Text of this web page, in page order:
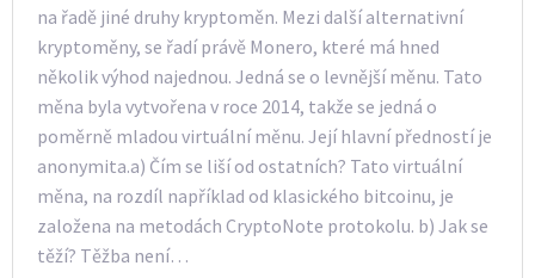
na řadě jiné druhy kryptoměn. Mezi další alternativní
kryptoměny, se řadí právě Monero, které má hned
několik výhod najednou. Jedná se o levnější měnu. Tato
měna byla vytvořena v roce 2014, takže se jedná o
poměrně mladou virtuální měnu. Její hlavní předností je
anonymita.a) Čím se liší od ostatních? Tato virtuální
měna, na rozdíl například od klasického bitcoinu, je
založena na metodách CryptoNote protokolu. b) Jak se
těží? Těžba není…